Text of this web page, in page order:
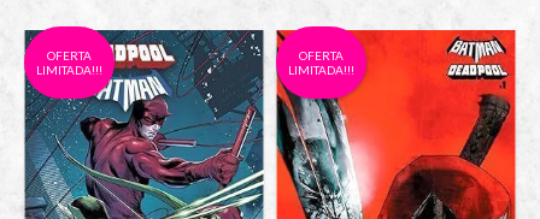
OFERTA
LIMITADA!!!
OFERTA
LIMITADA!!!